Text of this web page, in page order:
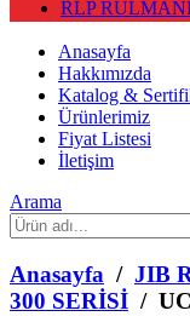
RLP
Anasayfa
Hakkımızda
Katalog &
Ürünlerimiz
Fiyat Listesi
İletişim
Arama
What
are
you
looking
for?
Anasayfa / JIB
300 SERİSİ /